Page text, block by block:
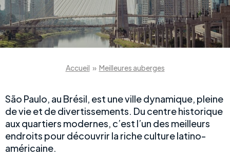
Accueil » Meilleures auberges
São Paulo, au Brésil, est une ville dynamique, pleine
de vie et de divertissements. Du centre historique
aux quartiers modernes, c’est l’un des meilleurs
endroits pour découvrir la riche culture latino-
américaine.